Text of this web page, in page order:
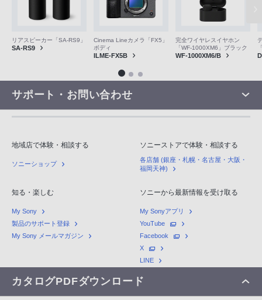
リアスピーカー「SA-RS9」
SA-RS9
Cinema Lineカメラ「FX5」
ボディ
ILME-FX5B
完全ワイヤレスイヤホン
「WF-1000XM6」ブラック
WF-1000XM6/B
サポート・お問い合わせ
地域店で体験・相談する
ソニーショップ
ソニーストアで体験・相談する
各店舗 (銀座・札幌・名古屋・大阪・
福岡天神)
知る・楽しむ
My Sony
製品のサポート登録
My Sony メールマガジン
ソニーから最新情報を受け取る
My Sonyアプリ
YouTube
Facebook
X
LINE
カタログPDFダウンロード